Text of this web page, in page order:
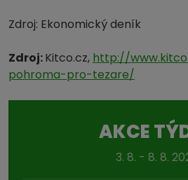
Zdroj: Ekonomický deník
Zdroj:Kitco.cz, http://
pohroma-pro-tezare/
AKCE
3. 8. - 8. 8.